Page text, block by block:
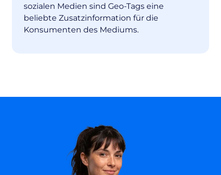
sozialen Medien sind Geo-Tags eine
beliebte Zusatzinformation für die
Konsumenten des Mediums.